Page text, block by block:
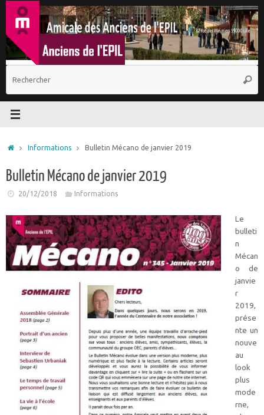
Passer
contenu
:
Accueil
Informations Bulletin Mécano de janvier 2019
Bulletin Mécano de janvier 2019
20/12/2018 Informations
Le
bulleti
n
Mécan
o de
janvie
r
2019,
prése
nte un
nouve
au
look
plus
mode
rne,